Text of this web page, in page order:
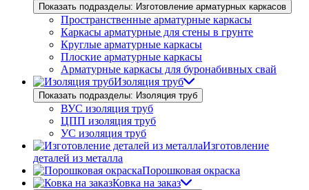
Показать подразделы: Изготовление арматурных каркасов
Пространственные арматурные каркасы
Каркасы арматурные для стены в грунте
Круглые арматурные каркасы
Плоские арматурные каркасы
Арматурные каркасы для буронабивных свай
Изоляция труб
Показать подразделы: Изоляция труб
ВУС изоляция труб
ЦПП изоляция труб
УС изоляция труб
Изготовление
деталей из металла
Порошковая окраска
Ковка на заказ